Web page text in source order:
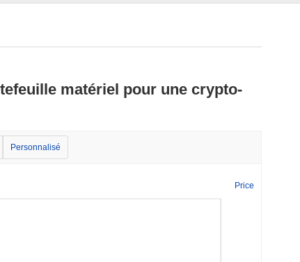
matériel pour une crypto-
Personnalisé
Price